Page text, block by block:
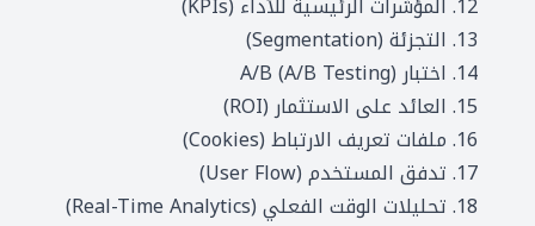
13. التجزئة (Segmentation)
14. اختبار A/B (A/B Testing)
15. العائد على الاستثمار (ROI)
16. ملفات تعريف الارتباط (Cookies)
17. تدفق المستخدم (User Flow)
18. تحليلات الوقت الفعلي (Real-Time Analytics)